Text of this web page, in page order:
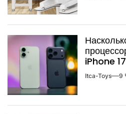
iPhone
Itca-Toys 9